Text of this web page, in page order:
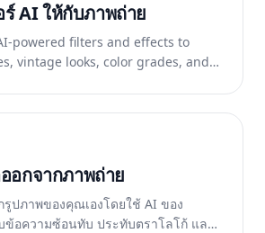
ร์ AI ให้กับภาพถ่าย
powered filters and effects to
vintage looks, color grades, and
อกจากภาพถ่าย
ปภาพของคุณเองโดยใช้ AI ของ
ข้อความซ้อนทับ ประทับตราโลโก้ และ